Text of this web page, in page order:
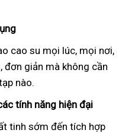
cao su mọi lúc, mọi nơi,
đơn giản mà không cần
nào.
tính năng hiện đại
tinh sớm đến tích hợp